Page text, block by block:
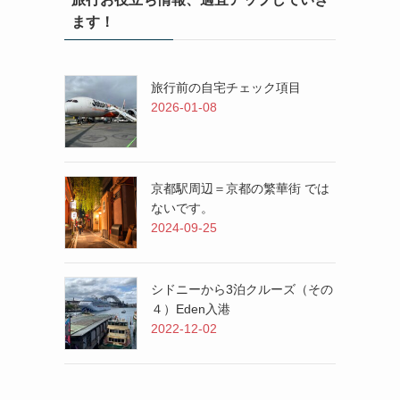
ます！
旅行前の自宅チェック項目
2026-01-08
京都駅周辺＝京都の繁華街 では
ないです。
2024-09-25
シドニーから3泊クルーズ（その
４）Eden入港
2022-12-02